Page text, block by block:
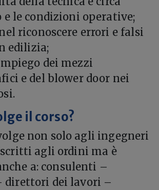
e le condizioni operative;
riconoscere errori e falsi
edilizia;
dei mezzi
e del blower door nei
il corso?
non solo agli ingegneri
agli ordini ma è
a: consulenti –
direttori dei lavori –